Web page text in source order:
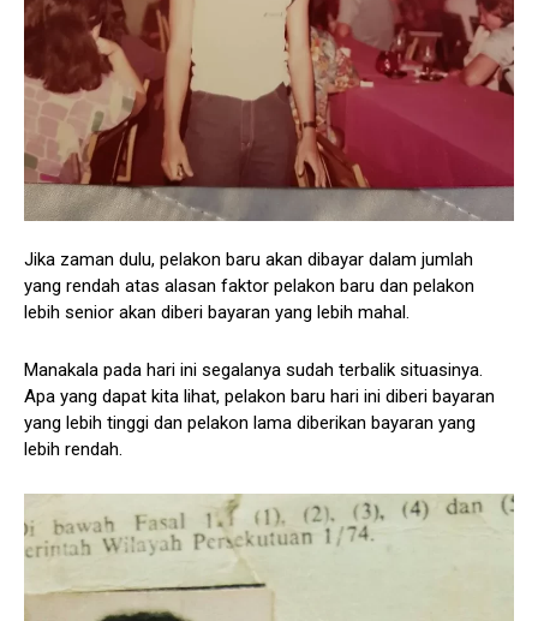
Jika zaman dulu, pelakon baru akan dibayar dalam jumlah
yang rendah atas alasan faktor pelakon baru dan pelakon
lebih senior akan diberi bayaran yang lebih mahal.
Manakala pada hari ini segalanya sudah terbalik situasinya.
Apa yang dapat kita lihat, pelakon baru hari ini diberi bayaran
yang lebih tinggi dan pelakon lama diberikan bayaran yang
lebih rendah.